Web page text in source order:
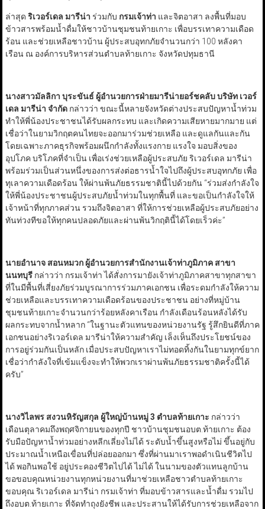
ล่าสุด ริเวอร์เดล มารีน่า ร่วมกับ กรมเจ้าท่า และจิตอาสา ลงพื้นที่มอบ
ข้าวสารพร้อมน้ำดื่มให้ชาวบ้านชุมชนท้ายเกาะ เพื่อบรรเทาความเดือด
ร้อน และช่วยเหลือชาวบ้าน ผู้ประสบอุทกภัยจำนวนกว่า 100 หลังคา
เรือน ณ องค์การบริหารส่วนตำบลท้ายเกาะ จังหวัดปทุมธานี
นางสาวมัลลิกา บุระขันธ์ ผู้อำนวยการฝ่ายมารีน่ายอร์ชคลับ บริษัท เวอร์
เดล มารีน่า จำกัดกล่าวว่า ขณะนี้หลายจังหวัดต่างประสบปัญหาน้ำท่วม
ทำให้พี่น้องประชาชนได้รับผลกระทบ และเกิดความเสียหายมากมาย แต่
เชื่อว่าในยามวิกฤตคนไทยจะออกมาร่วมช่วยเหลือ และดูแลกันและกัน
โดยเฉพาะภาคธุรกิจพร้อมผนึกกำลังทั้งแรงกาย แรงใจ มอบสิ่งของ
อุปโภค บริโภคที่จำเป็น เพื่อเร่งช่วยเหลือผู้ประสบภัย ริเวอร์เดล มารีน่า
พร้อมร่วมเป็นส่วนหนึ่งของการส่งต่อธารน้ำใจไปถึงผู้ประสบอุทกภัย เพื่อ
ทุเลาความเดือดร้อน ให้ผ่านพ้นภัยธรรมชาตินี้ไปด้วยกัน “ร่วมส่งกำลังใจ
ให้พี่น้องประชาชนผู้ประสบภัยน้ำท่วมในทุกพื้นที่ และขอเป็นกำลังใจให้
เจ้าหน้าที่ทุกภาคส่วน รวมถึงจิตอาสา ที่ให้การช่วยเหลือผู้ประสบภัยอย่าง
ทันท่วงทีขอให้ทุกคนปลอดภัยและผ่านพ้นวิกฤตินี้ได้โดยเร็วค่ะ”
นายอำนาจ สอนหมวก ผู้อำนวยการสำนักงานเจ้าท่าภูมิภาค สาขา
นนทบุรี กล่าวว่า กรมเจ้าท่า ได้สั่งการมายังเจ้าท่าภูมิภาคสาขาทุกสาขา
ที่ในมีพื้นที่เสี่ยงภัยร่วมบูรณาการร่วมภาคเอกชน เพื่อระดมกำลังให้ความ
ช่วยเหลือและบรรเทาความเดือดร้อนของประชาชน อย่างที่หมู่บ้าน
ชุมชนท้ายเกาะจำนวนกว่าร้อยหลังคาเรือน กำลังเดือนร้อนหลังได้รับ
ผลกระทบจากน้ำหลาก “ในฐานะตัวแทนของหน่วยงานรัฐ รู้สึกยินดีที่ภาค
เอกชนอย่างริเวอร์เดล มารีน่าให้ความสำคัญ เล็งเห็นถึงประโยชน์ของ
การอยู่ร่วมกันเป็นหลัก เมื่อประสบปัญหาเราไม่ทอดทิ้งกันในยามทุกข์ยาก
เชื่อว่ากำลังใจที่เข้มแข็งจะทำให้พวกเราผ่านพ้นภัยธรรมชาติครั้งนี้ได้
ครับ”
นางวิไลพร สงวนหิรัญสกุล ผู้ใหญ่บ้านหมู่3 ตำบลท้ายเกาะ กล่าวว่า
เดือนตุลาคมถึงพฤศจิกายนของทุกปี ชาวบ้านชุมชนอบต.ท้ายเกาะ ต้อง
รับมือปัญหาน้ำท่วมอย่างหลีกเลี่ยงไม่ได้ ระดับน้ำขึ้นสูงหรือไม่ ขึ้นอยู่กับ
ประมาณน้ำเหนือเขื่อนที่ปล่อยออกมา ซึ่งที่ผ่านมาเราพอดำเนินชีวิตไป
ได้ พอกินพอใช้ อยู่ประคองชีวิตไปได้ ไม่ได้ ในนามของตัวแทนลูกบ้าน
ขอขอบคุณหน่วยงานทุกหน่วยงานที่มาช่วยเหลือชาวตำบลท้ายเกาะ
ขอบคุณ ริเวอร์เดล มารีน่า กรมเจ้าท่า ที่มอบข้าวสารและน้ำดื่ม รวมไป
ถึงอบต.ท้ายเกาะ ที่จัดทำถุงยังชีพ และประสานให้ได้รับการช่วยเหลือจาก